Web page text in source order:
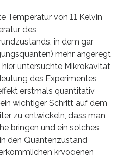
Temperatur von 11 Kelvin
des
in dem gar
mehr angeregt
untersuchte Mikrokavität
des Experimentes
erstmals quantitativ
wichtiger Schritt auf dem
zu entwickeln, dass man
bringen und ein solches
den Quantenzustand
kryogenen